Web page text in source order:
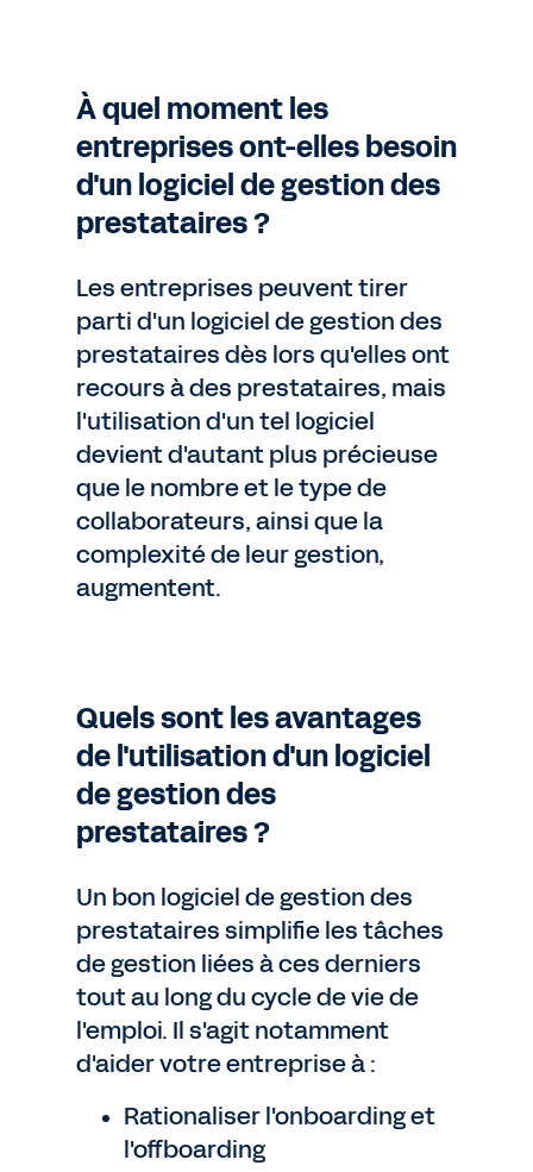
À quel moment les
entreprises ont-elles besoin
d'un logiciel de gestion des
prestataires ?
Les entreprises peuvent tirer
parti d'un logiciel de gestion des
prestataires dès lors qu'elles ont
recours à des prestataires, mais
l'utilisation d'un tel logiciel
devient d'autant plus précieuse
que le nombre et le type de
collaborateurs, ainsi que la
complexité de leur gestion,
augmentent.
Quels sont les avantages
de l'utilisation d'un logiciel
de gestion des
prestataires ?
Un bon logiciel de gestion des
prestataires simplifie les tâches
de gestion liées à ces derniers
tout au long du cycle de vie de
l'emploi. Il s'agit notamment
d'aider votre entreprise à :
Rationaliser l'onboarding et
l'offboarding